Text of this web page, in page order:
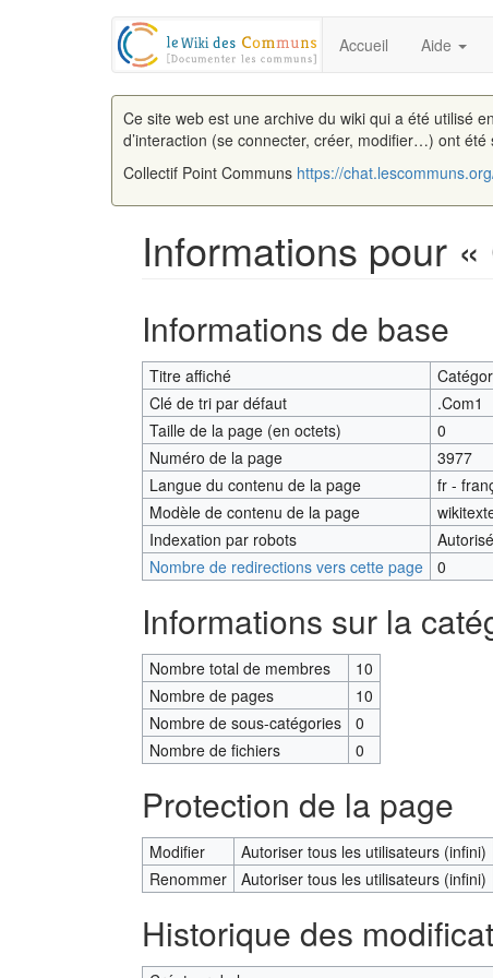
Accueil Aide
Ce site web est une archive du wiki qui a été utilisé
d’interaction (se connecter, créer, modifier…) ont
Collectif Point Communs https://
Informations pour
Informations de base
Titre affiché
Clé de tri par défaut
.Com1
Taille de la page (en octets)
0
Numéro de la page
3977
Langue du contenu de la page
fr -
Modèle de contenu de la page
Indexation par robots
Nombre de redirections vers cette page
0
Informations sur la
Nombre total de membres
10
Nombre de pages
10
Nombre de sous-catégories
0
Nombre de fichiers
0
Protection de la page
Modifier
Autoriser tous les utilisateurs (infini)
Renommer
Autoriser tous les utilisateurs (infini)
Historique des